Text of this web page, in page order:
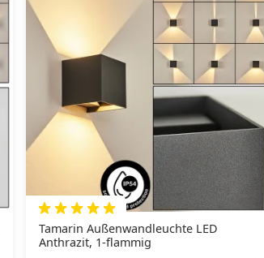
Tamarin Außenwandleuchte LED
Anthrazit, 1-flammig